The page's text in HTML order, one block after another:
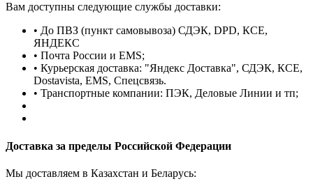
Вам доступны следующие службы доставки:
• До ПВЗ (пункт самовывоза) СДЭК, DPD, КСЕ,
ЯНДЕКС
• Почта России и EMS;
• Курьерская доставка: "Яндекс Доставка", СДЭК, КСЕ,
Dostavista, EMS, Спецсвязь.
• Транспортные компании: ПЭК, Деловые Линии и тп;
Доставка за пределы Российской Федерации
Мы доставляем в Казахстан и Беларусь: